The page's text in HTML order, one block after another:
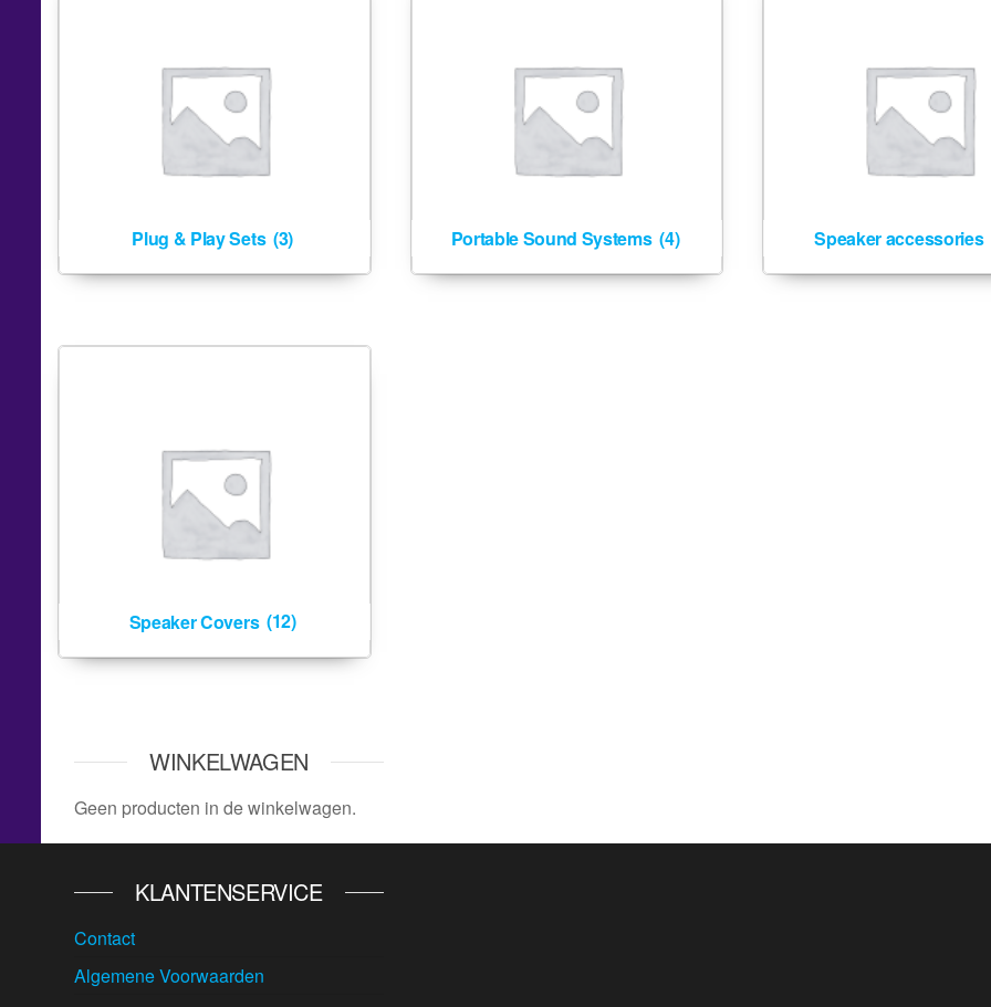
Plug & Play Sets (3) Portable Sound Systems (4) Speaker accessories
Speaker Covers (12)
WINKELWAGEN
Geen producten in de winkelwagen.
KLANTENSERVICE
Contact
Algemene Voorwaarden